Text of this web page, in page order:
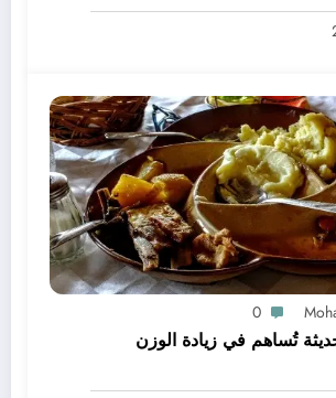
0
تُساهم في زيادة الوزن